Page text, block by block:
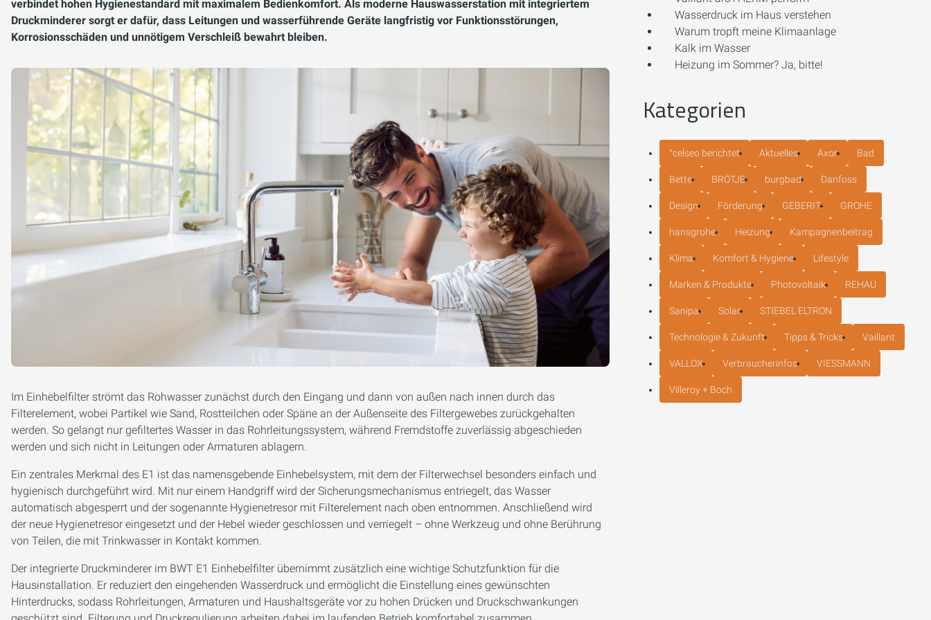
verbindet hohen Hygienestandard mit maximalem Bedienkomfort. Als moderne Hauswasserstation mit integriertem
Druckminderer sorgt er dafür, dass Leitungen und wasserführende Geräte langfristig vor Funktionsstörungen,
Korrosionsschäden und unnötigem Verschleiß bewahrt bleiben.
Im Einhebelfilter strömt das Rohwasser zunächst durch den Eingang und dann von außen nach innen durch das
Filterelement, wobei Partikel wie Sand, Rostteilchen oder Späne an der Außenseite des Filtergewebes zurückgehalten
werden. So gelangt nur gefiltertes Wasser in das Rohrleitungssystem, während Fremdstoffe zuverlässig abgeschieden
werden und sich nicht in Leitungen oder Armaturen ablagern.
Ein zentrales Merkmal des E1 ist das namensgebende Einhebelsystem, mit dem der Filterwechsel besonders einfach und
hygienisch durchgeführt wird. Mit nur einem Handgriff wird der Sicherungsmechanismus entriegelt, das Wasser
automatisch abgesperrt und der sogenannte Hygienetresor mit Filterelement nach oben entnommen. Anschließend wird
der neue Hygienetresor eingesetzt und der Hebel wieder geschlossen und verriegelt – ohne Werkzeug und ohne Berührung
von Teilen, die mit Trinkwasser in Kontakt kommen.
Der integrierte Druckminderer im BWT E1 Einhebelfilter übernimmt zusätzlich eine wichtige Schutzfunktion für die
Hausinstallation. Er reduziert den eingehenden Wasserdruck und ermöglicht die Einstellung eines gewünschten
Hinterdrucks, sodass Rohrleitungen, Armaturen und Haushaltsgeräte vor zu hohen Drücken und Druckschwankungen
Wasserdruck im Haus verstehen
Warum tropft meine Klimaanlage
Kalk im Wasser
Heizung im Sommer? Ja, bitte!
Kategorien
°celseo berichtet Aktuelles Axor Bad
Bette BRÖTJE burgbad Danfoss
Design Förderung GEBERIT GROHE
hansgrohe Heizung Kampagnenbeitrag
Klima Komfort & Hygiene Lifestyle
Marken & Produkte Photovoltaik REHAU
Sanipa Solar STIEBEL ELTRON
Technologie & Zukunft Tipps & Tricks Vaillant
VALLOX Verbraucherinfos VIESSMANN
Villeroy + Boch